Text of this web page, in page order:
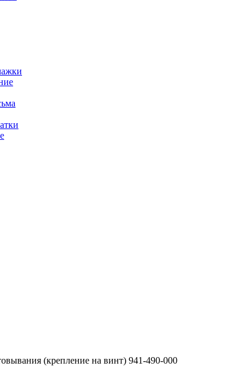
(крепление на винт) 941-490-000